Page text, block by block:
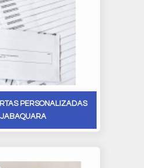
PERSONALIZADAS
JABAQUARA